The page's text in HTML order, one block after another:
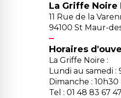
La Griffe Noire
11 Rue de la
94100 St Maur-
Horaires
La Griffe Noire :
Lundi au samedi :
Dimanche : 10h30
Tel : 01 48 83 67 47